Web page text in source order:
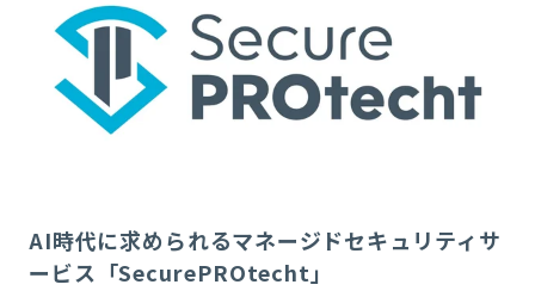
AI時代に求められるマネージドセキュリティサ
ービス「SecurePROtecht」